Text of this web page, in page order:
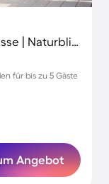
Chalet mit Grill, Garten und Terrasse | Naturblick
für bis zu 5 Gäste
Angebot